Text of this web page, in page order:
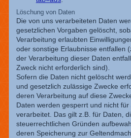
Löschung von Daten
Die von uns verarbeiteten Daten
gesetzlichen Vorgaben gelöscht,
Verarbeitung erlaubten
oder sonstige Erlaubnisse entfallen
der Verarbeitung dieser Daten
Zweck nicht erforderlich sind).
Sofern die Daten nicht gelöscht
und gesetzlich zulässige Zwecke
deren Verarbeitung auf diese
Daten werden gesperrt und nicht
verarbeitet. Das gilt z.B. für Daten,
steuerrechtlichen Gründen
deren Speicherung zur